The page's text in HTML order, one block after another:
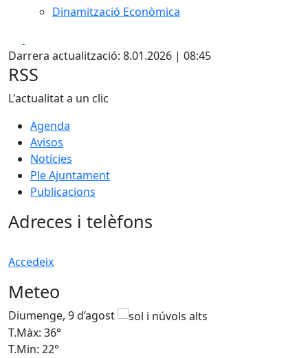
Dinamització Econòmica
Darrera actualització: 8.01.2026 | 08:45
RSS
L'actualitat a un clic
Agenda
Avisos
Notícies
Ple Ajuntament
Publicacions
Adreces i telèfons
Accedeix
Meteo
Diumenge, 9 d’agost
T.Màx: 36°
T.Min: 22°